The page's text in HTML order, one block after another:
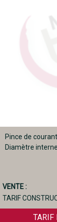
Pince de
Diamètre
VENTE :
TARIF
TARIF